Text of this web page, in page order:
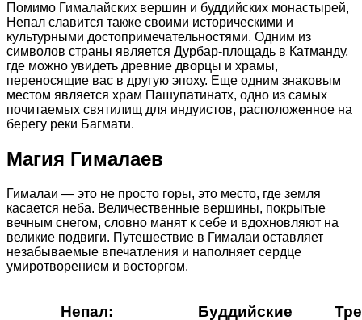
Помимо Гималайских вершин и буддийских монастырей,
Непал славится также своими историческими и
культурными достопримечательностями. Одним из
символов страны является Дурбар-площадь в Катманду,
где можно увидеть древние дворцы и храмы,
переносящие вас в другую эпоху. Еще одним знаковым
местом является храм Пашупатинатх, одно из самых
почитаемых святилищ для индуистов, расположенное на
берегу реки Багмати.
Магия Гималаев
Гималаи — это не просто горы, это место, где земля
касается неба. Величественные вершины, покрытые
вечным снегом, словно манят к себе и вдохновляют на
великие подвиги. Путешествие в Гималаи оставляет
незабываемые впечатления и наполняет сердце
умиротворением и восторгом.
Непал:
Буддийские